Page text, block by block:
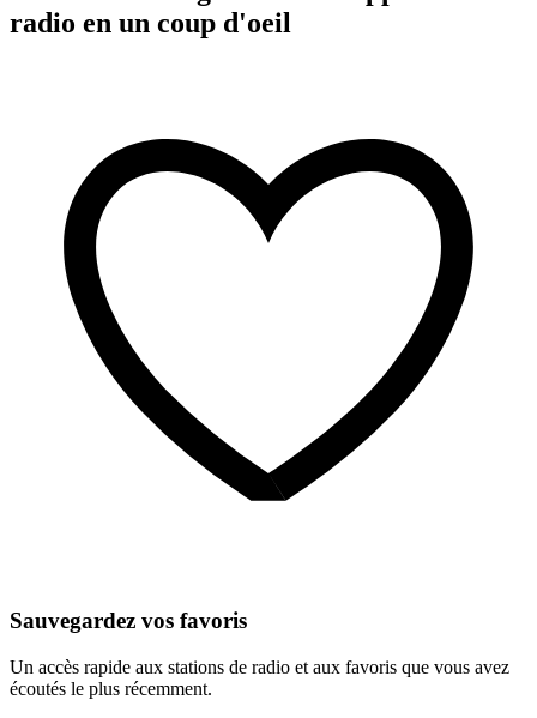
radio en un coup d'oeil
Sauvegardez vos favoris
Un accès rapide aux stations de radio et aux favoris que vous avez
écoutés le plus récemment.